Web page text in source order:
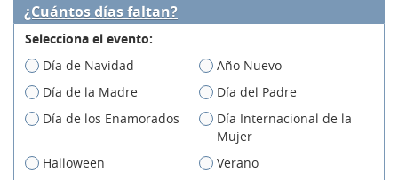
¿Cuántos días faltan?
Selecciona el evento:
Día de Navidad
Año Nuevo
Día de la Madre
Día del Padre
Día de los Enamorados
Día Internacional de la
Mujer
Halloween
Verano